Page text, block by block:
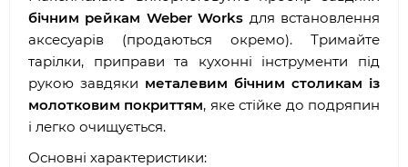
бічним рейкам Weber Works для встановлення
аксесуарів (продаються окремо). Тримайте
тарілки, приправи та кухонні інструменти під
рукою завдяки металевим бічним столикам із
молотковим покриттям, яке стійке до подряпин
і легко очищується.
Основні характеристики: